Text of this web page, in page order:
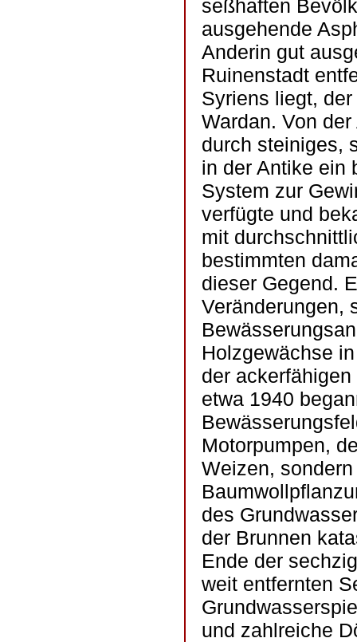
seßhaften
ausgehende
Anderin gut
Ruinenstadt
Syriens liegt,
Wardan. Von
durch steiniges,
in der Antike ein
System zur
verfügte und
mit
bestimmten
dieser Gegend.
Veränderungen,
Holzgewächse
der
etwa 1940
Motorpumpen,
Weizen,
des
der Brunnen
Ende der
weit entfernten
und zahlreiche